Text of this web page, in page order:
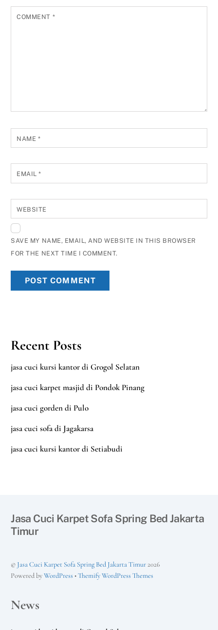
COMMENT *
NAME *
EMAIL*
WEBSITE
SAVE MY NAME, EMAIL, AND WEBSITE IN THIS BROWSER
FOR THE NEXT TIME I COMMENT.
Recent Posts
jasa cuci kursi kantor di Grogol Selatan
jasa cuci karpet masjid di Pondok Pinang
jasa cuci gorden di Pulo
jasa cuci sofa di Jagakarsa
jasa cuci kursi kantor di Setiabudi
Jasa Cuci Karpet Sofa Spring Bed Jakarta
Timur
© Jasa Cuci Karpet Sofa Spring Bed Jakarta Timur2026
Powered byWordPress •Themify WordPress Themes
News